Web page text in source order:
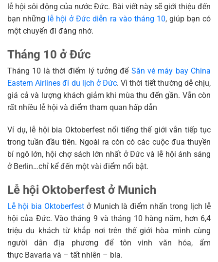
lễ hội sôi động của nước Đức. Bài viết này sẽ giới thiệu đến
bạn những lễ hội ở Đức diễn ra vào tháng 10, giúp bạn có
một chuyến đi đáng nhớ.
Tháng 10 ở Đức
Tháng 10 là thời điểm lý tưởng để Săn vé máy bay China
Eastern Airlines đi du lịch ở Đức. Vì thời tiết thường dễ chịu,
giá cả và lượng khách giảm khi mùa thu đến gần. Vẫn còn
rất nhiều lễ hội và điểm tham quan hấp dẫn
Ví dụ, lễ hội bia Oktoberfest nổi tiếng thế giới vẫn tiếp tục
trong tuần đầu tiên. Ngoài ra còn có các cuộc đua thuyền
bí ngô lớn, hội chợ sách lớn nhất ở Đức và lễ hội ánh sáng
ở Berlin…chỉ kể đến một vài điểm nổi bật.
Lễ hội Oktoberfest ở Munich
Lễ hội bia Oktoberfestở Munich là điểm nhấn trong lịch lễ
hội của Đức. Vào tháng 9 và tháng 10 hàng năm, hơn 6,4
triệu du khách từ khắp nơi trên thế giới hòa mình cùng
người dân địa phương để tôn vinh văn hóa, ẩm
thực Bavaria và – tất nhiên – bia.